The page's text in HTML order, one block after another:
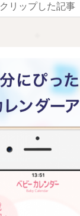
クリップした記事